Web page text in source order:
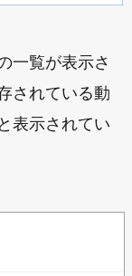
一覧が表示さ
されている動
表示されてい